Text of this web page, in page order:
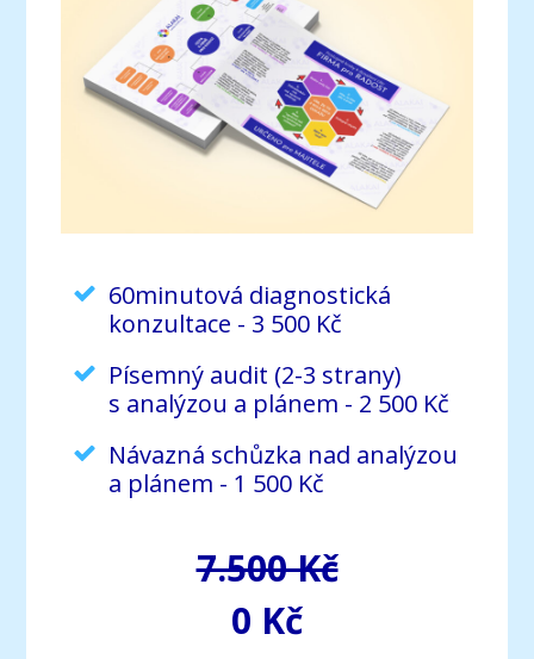
60minutová diagnostická
konzultace - 3 500 Kč
Písemný audit (2-3 strany)
s analýzou a plánem - 2 500 Kč
Návazná schůzka nad analýzou
a plánem - 1 500 Kč
7.500 Kč
0 Kč